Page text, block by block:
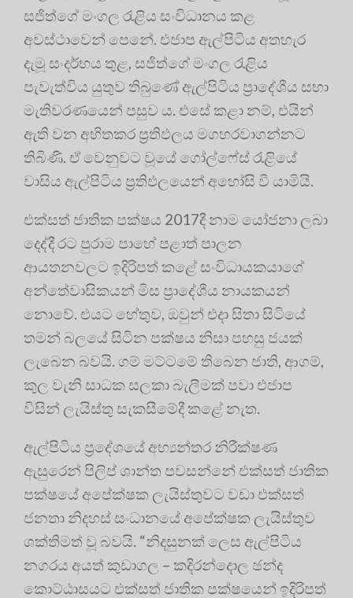
සජිත්ගේ මංගල රැළිය සංවිධානය කළ
අවස්ථාවෙන් පෙනේ. එජාප ඇල්පිටිය අතහැර
දැමූ සංදර්භය තුළ, සජිත්ගේ මංගල රැළිය
පැවැත්විය යුතුව තිබුණේ ඇල්පිටිය ප්‍රාදේශීය සභා
මැතිවරණයෙන් පසුව ය. එසේ කළා නම්, එයින්
ඇති වන අහිතකර ප්‍රතිඵලය මගහරවාගන්නට
තිබිණි. ඒ වෙනුවට වූයේ ගෝල්ෆේස් රැළියේ
වාසිය ඇල්පිටිය ප්‍රතිඵලයෙන් අහෝසි වී යාමියි.
එක්සත් ජාතික පක්ෂය 2017දී නාම යෝජනා ලබා
දෙද්දී රට පුරාම පාහේ පළාත් පාලන
ආයතනවලට ඉදිරිපත් කළේ සංවිධායකයාගේ
අන්තේවාසිකයන් මිස ප්‍රාදේශීය නායකයන්
නොවේ. එයට හේතුව, ඔවුන් එදා සිතා සිටියේ
තමන් බලයේ සිටින පක්ෂය නිසා පහසු ජයක්
ලැබෙන බවයි. ගම් මට්ටමේ තිබෙන ජාති, ආගම්,
කුල වැනි සාධක සලකා බැලීමක් පවා එජාප
විසින් ලැයිස්තු සැකසීමේදී කළේ නැත.
ඇල්පිටිය ප්‍රදේශයේ අභ්‍යන්තර නිරීක්ෂණ
ඇසුරෙන් පිලිප් ශාන්ත පවසන්නේ එක්සත් ජාතික
පක්ෂයේ අපේක්ෂක ලැයිස්තුවට වඩා එක්සත්
ජනතා නිදහස් සංධානයේ අපේක්ෂක ලැයිස්තුව
ශක්තිමත් වූ බවයි. “නිදසුනක් ලෙස ඇල්පිටිය
නගරය අයත් කුඩාගල – කදිරන්දොල ඡන්ද
කොට්ඨාසයට එක්සත් ජාතික පක්ෂයෙන් ඉදිරිපත්